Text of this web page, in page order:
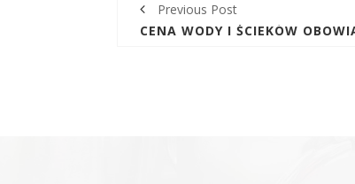
Previous Post